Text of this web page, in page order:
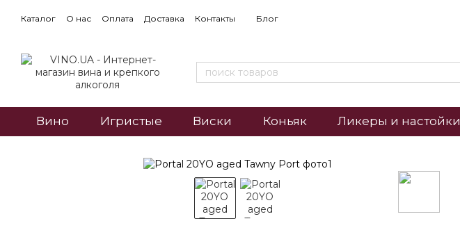
Каталог О нас Оплата Доставка Контакты Блог
Вино Игристые Виски Коньяк Ликеры и настойки